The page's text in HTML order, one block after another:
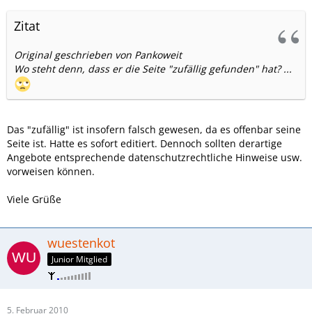
Zitat
Original geschrieben von Pankoweit
Wo steht denn, dass er die Seite "zufällig gefunden" hat? ...
Das "zufällig" ist insofern falsch gewesen, da es offenbar seine
Seite ist. Hatte es sofort editiert. Dennoch sollten derartige
Angebote entsprechende datenschutzrechtliche Hinweise usw.
vorweisen können.
Viele Grüße
wuestenkot
Junior Mitglied
5. Februar 2010